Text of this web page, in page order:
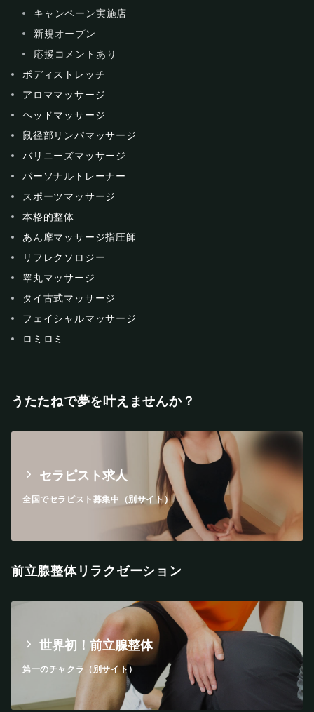
キャンペーン実施店
新規オープン
応援コメントあり
ボディストレッチ
アロママッサージ
ヘッドマッサージ
鼠径部リンパマッサージ
バリニーズマッサージ
パーソナルトレーナー
スポーツマッサージ
本格的整体
あん摩マッサージ指圧師
リフレクソロジー
睾丸マッサージ
タイ古式マッサージ
フェイシャルマッサージ
ロミロミ
うたたねで夢を叶えませんか？
セラピスト求人
全国でセラピスト募集中（別サイト）
前立腺整体リラクゼーション
世界初！前立腺整体
第一のチャクラ（別サイト）